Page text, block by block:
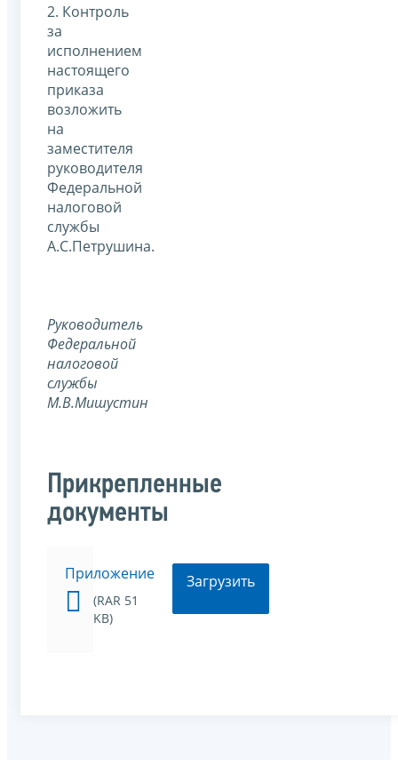
2. Контроль
за
исполнением
настоящего
приказа
возложить
на
заместителя
руководителя
Федеральной
налоговой
службы
А.С.Петрушина.
Руководитель
Федеральной
налоговой
службы
М.В.Мишустин
Прикрепленные
документы
Приложение
(RAR 51
KB)
Загрузить